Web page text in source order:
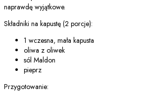
naprawdę wyjątkowe.
Składniki na kapustę (2 porcje):
1 wczesna, mała kapusta
oliwa z oliwek
sól Maldon
pieprz
Przygotowanie: